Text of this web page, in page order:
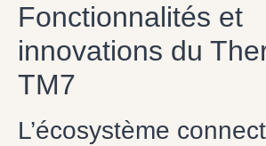
Fonctionnalités et
innovations du
TM7
L’écosystème